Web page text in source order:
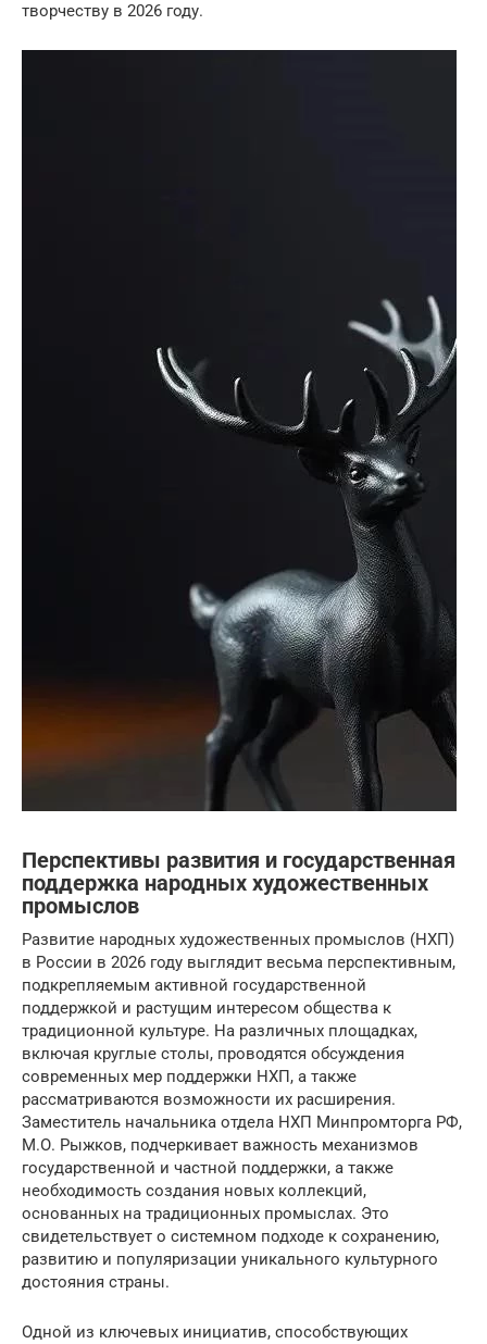
творчеству в 2026 году.
Перспективы развития и государственная
поддержка народных художественных
промыслов
Развитие народных художественных промыслов (НХП)
в России в 2026 году выглядит весьма перспективным,
подкрепляемым активной государственной
поддержкой и растущим интересом общества к
традиционной культуре. На различных площадках,
включая круглые столы, проводятся обсуждения
современных мер поддержки НХП, а также
рассматриваются возможности их расширения.
Заместитель начальника отдела НХП Минпромторга РФ,
М.О. Рыжков, подчеркивает важность механизмов
государственной и частной поддержки, а также
необходимость создания новых коллекций,
основанных на традиционных промыслах. Это
свидетельствует о системном подходе к сохранению,
развитию и популяризации уникального культурного
достояния страны.
Одной из ключевых инициатив, способствующих